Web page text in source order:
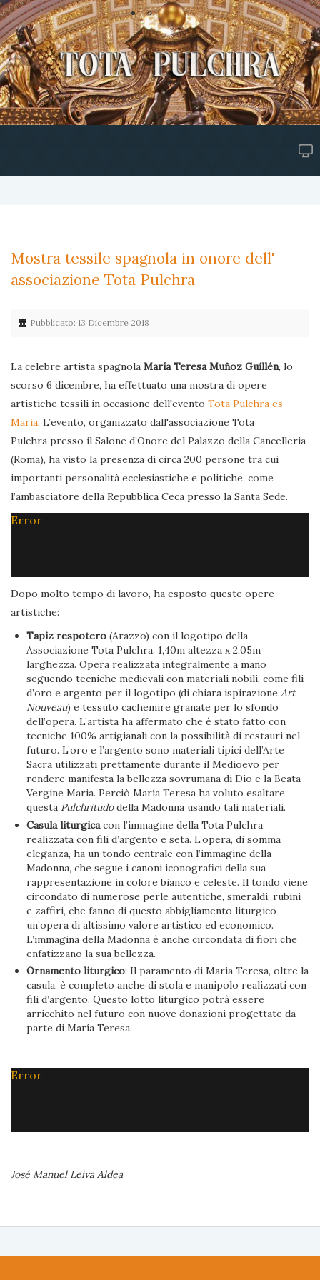
Mostra tessile spagnola in onore dell'
associazione Tota Pulchra
Pubblicato: 13 Dicembre 2018
La celebre artista spagnola María Teresa Muñoz Guillén, lo
scorso 6 dicembre, ha effettuato una mostra di opere
artistiche tessili in occasione dell'evento Tota Pulchra es
Maria. L’evento, organizzato dall'associazione Tota
Pulchra presso il Salone d’Onore del Palazzo della Cancelleria
(Roma), ha visto la presenza di circa 200 persone tra cui
importanti personalità ecclesiastiche e politiche, come
l’ambasciatore della Repubblica Ceca presso la Santa Sede.
Error
Dopo molto tempo di lavoro, ha esposto queste opere
artistiche:
Tapiz respotero (Arazzo) con il logotipo della
Associazione Tota Pulchra. 1,40m altezza x 2,05m
larghezza. Opera realizzata integralmente a mano
seguendo tecniche medievali con materiali nobili, come fili
d’oro e argento per il logotipo (di chiara ispirazioneArt
Nouveau) e tessuto cachemire granate per lo sfondo
dell’opera. L’artista ha affermato che è stato fatto con
tecniche 100% artigianali con la possibilità di restauri nel
futuro. L’oro e l’argento sono materiali tipici dell’Arte
Sacra utilizzati prettamente durante il Medioevo per
rendere manifesta la bellezza sovrumana di Dio e la Beata
Vergine Maria. Perciò María Teresa ha voluto esaltare
questa Pulchritudodella Madonna usando tali materiali.
Casula liturgicacon l’immagine della Tota Pulchra
realizzata con fili d’argento e seta. L’opera, di somma
eleganza, ha un tondo centrale con l’immagine della
Madonna, che segue i canoni iconografici della sua
rappresentazione in colore bianco e celeste. Il tondo viene
circondato di numerose perle autentiche, smeraldi, rubini
e zaffiri, che fanno di questo abbigliamento liturgico
un’opera di altissimo valore artistico ed economico.
L’immagina della Madonna è anche circondata di fiori che
enfatizzano la sua bellezza.
Ornamento liturgico: Il paramento di Maria Teresa, oltre la
casula, è completo anche di stola e manipolo realizzati con
fili d’argento. Questo lotto liturgico potrà essere
arricchito nel futuro con nuove donazioni progettate da
parte di María Teresa.
Error
José Manuel Leiva Aldea